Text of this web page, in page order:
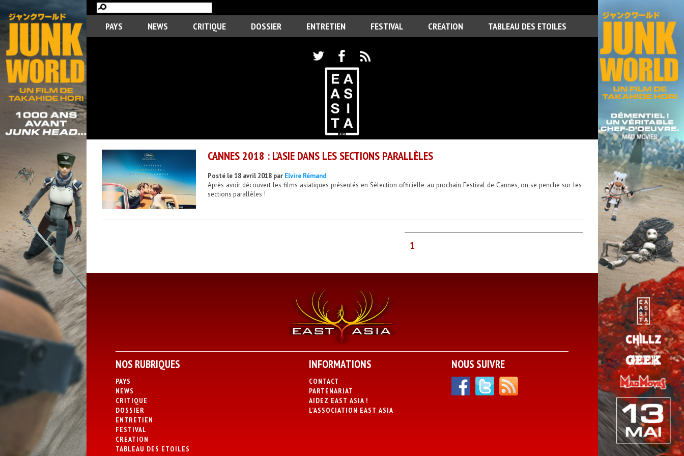
PAYS NEWS CRITIQUE DOSSIER ENTRETIEN FESTIVAL CREATION TABLEAU DES ETOILES
CANNES 2018 : L’ASIE DANS LES SECTIONS PARALLÈLES
Posté le 18 avril 2018 par Elvire Rémand
Après avoir découvert les films asiatiques présentés en Sélection officielle au prochain Festival de Cannes, on se penche sur les
sections parallèles !
1
NOS RUBRIQUES
PAYS
NEWS
CRITIQUE
DOSSIER
ENTRETIEN
FESTIVAL
CREATION
TABLEAU DES ETOILES
INFORMATIONS
CONTACT
PARTENARIAT
AIDEZ EAST ASIA !
L’ASSOCIATION EAST ASIA
NOUS SUIVRE